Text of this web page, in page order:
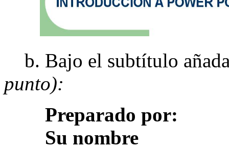
b. Bajo el subtítulo
punto):
Preparado por:
Su nombre